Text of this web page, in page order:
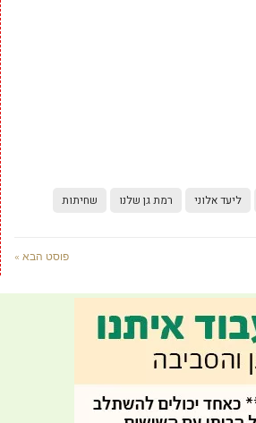
ליעד אלוני רמת גן שלנו שחיתות
פוסט הבא »